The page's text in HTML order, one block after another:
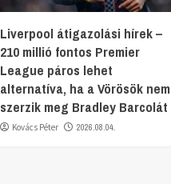
Liverpool átigazolási hírek –
210 millió fontos Premier
League páros lehet
alternatíva, ha a Vörösök nem
szerzik meg Bradley Barcolát
Kovács Péter 2026.08.04.